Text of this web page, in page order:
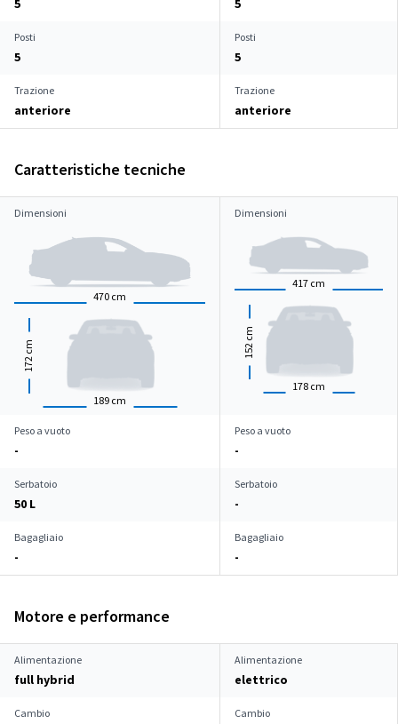
5 5
Posti
5
Posti
5
Trazione
anteriore
Trazione
anteriore
Caratteristiche tecniche
Dimensioni
470 cm
189 cm
172
cm
Dimensioni
417 cm
178 cm
152
cm
Peso a vuoto
-
Peso a vuoto
-
Serbatoio
50 L
Serbatoio
-
Bagagliaio
-
Bagagliaio
-
Motore e performance
Alimentazione
full hybrid
Alimentazione
elettrico
Cambio Cambio